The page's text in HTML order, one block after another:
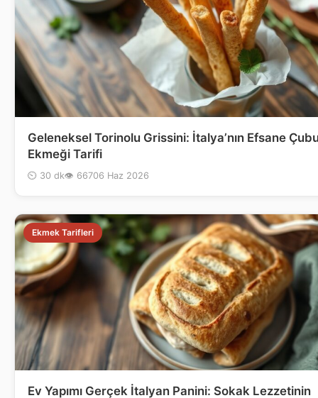
Geleneksel Torinolu Grissini: İtalya’nın Efsane
Ekmeği Tarifi
⏲ 30 dk👁 66706 Haz 2026
Ekmek Tarifleri
Ev Yapımı Gerçek İtalyan Panini: Sokak Lezzetinin